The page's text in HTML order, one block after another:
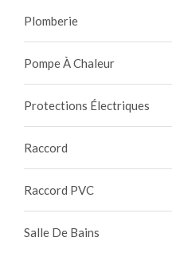
Plomberie
Pompe À Chaleur
Protections Électriques
Raccord
Raccord PVC
Salle De Bains